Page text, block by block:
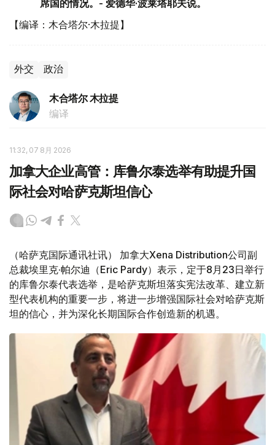
席国的情况。- 爱德华·波莱塔耶夫说。
【编译：木合塔尔·木拉提】
外交 政治
木合塔尔 木拉提
编译
11:32, 07 8月 2026
加拿大企业高管：库鲁尔泰选举有助提升国
际社会对哈萨克斯坦信心
（哈萨克国际通讯社讯） 加拿大Xena Distribution公司副
总裁埃里克·帕尔迪（Eric Pardy）表示，定于8月23日举行
的库鲁尔泰代表选举，是哈萨克斯坦落实宪法改革、建立新
型代表机构的重要一步，将进一步增强国际社会对哈萨克斯
坦的信心，并为深化长期国际合作创造新的机遇。